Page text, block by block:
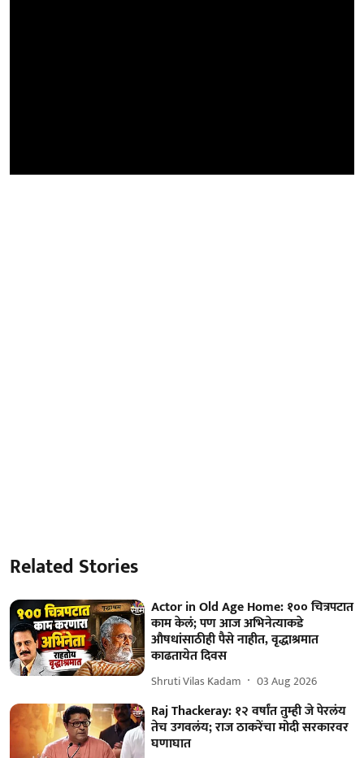
Related Stories
Actor in Old Age Home: १०० चित्रपटात
काम केलं; पण आज अभिनेत्याकडे
औषधांसाठीही पैसे नाहीत, वृद्धाश्रमात
काढतायेत दिवस
Shruti Vilas Kadam 03 Aug 2026
Raj Thackeray: १२ वर्षांत तुम्ही जे पेरलंय
तेच उगवलंय; राज ठाकरेंचा मोदी सरकारवर
घणाघात